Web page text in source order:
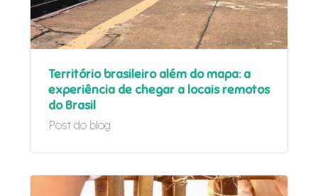
Território brasileiro além do mapa: a
experiência de chegar a locais remotos
do Brasil
Post do blog